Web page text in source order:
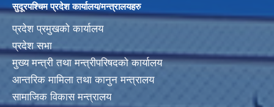
सुदूरपश्चिम प्रदेश कार्यालय/मन्त्रालयहरु
प्रदेश प्रमुखको कार्यालय
प्रदेश सभा
मुख्य मन्त्री तथा मन्त्रीपरिषदको कार्यालय
आन्तरिक मामिला तथा कानुन मन्त्रालय
सामाजिक विकास मन्त्रालय